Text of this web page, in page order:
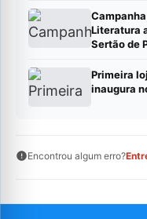
Literatura
Sertão de
Primeira
inaugura
Encontrou algum erro?